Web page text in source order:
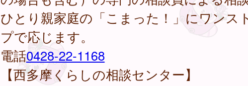
ひとり親家庭の「こまった！」にワンス
プで応じます。
電話0428-22-1168
【西多摩くらしの相談センター】